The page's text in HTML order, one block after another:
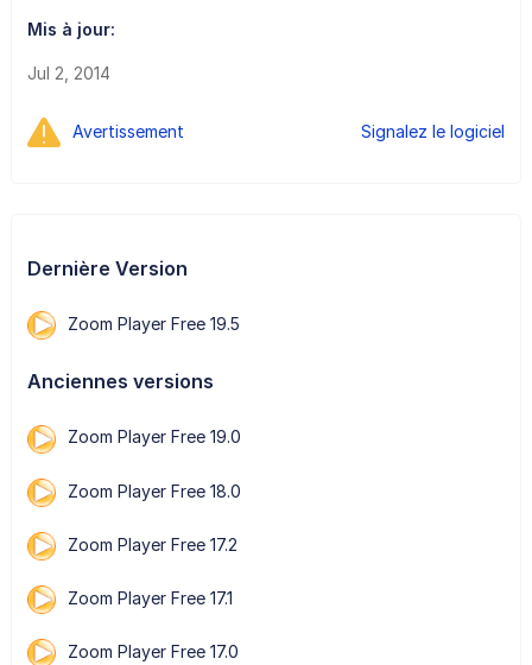
Mis à jour:
Jul 2, 2014
Avertissement Signalez le logiciel
Dernière Version
Zoom Player Free 19.5
Anciennes versions
Zoom Player Free 19.0
Zoom Player Free 18.0
Zoom Player Free 17.2
Zoom Player Free 17.1
Zoom Player Free 17.0